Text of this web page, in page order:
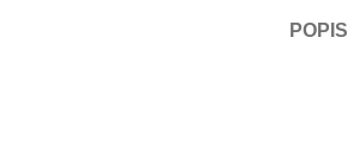
POPIS